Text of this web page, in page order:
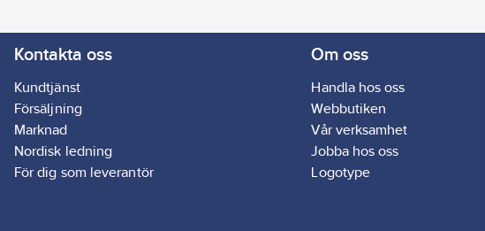
Kontakta oss
Kundtjänst
Försäljning
Marknad
Nordisk ledning
För dig som leverantör
Om oss
Handla hos oss
Webbutiken
Vår verksamhet
Jobba hos oss
Logotype